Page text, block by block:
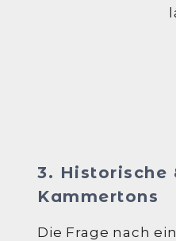
3. Historische
Kammertons
Die Frage nach